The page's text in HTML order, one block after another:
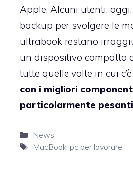
Apple. Alcuni utenti,
backup per svolgere le
ultrabook restano
un dispositivo compatto
tutte quelle volte in cui
con i migliori
particolarmente pesanti
Categorie
News
Tag
MacBook pc per lavorare